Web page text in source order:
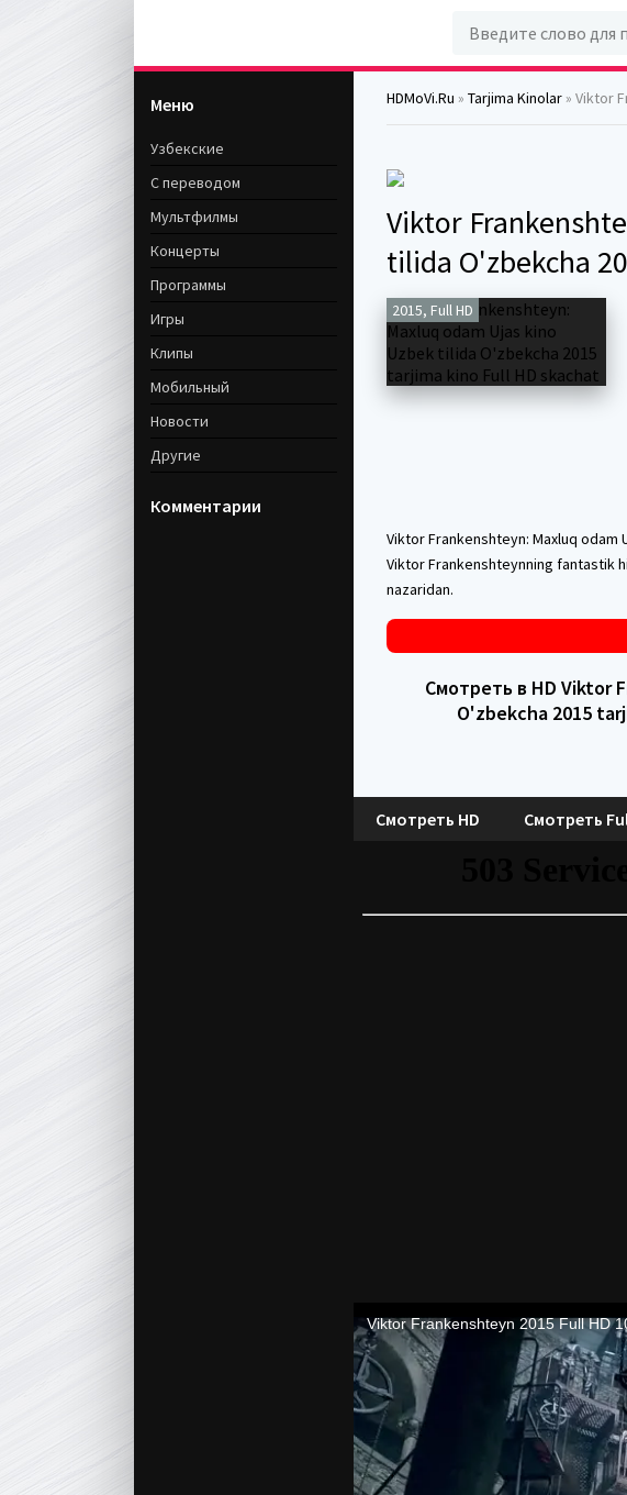
HDMoVi.Ru » Tarjima Kinolar » Viktor
Viktor
tilida O'zbekcha
2015, Full HD
Viktor Frankenshteyn: Maxluq odam
Viktor Frankenshteynning fantastik
nazaridan.
Смотреть в HD Viktor
O'zbekcha 2015
Смотреть HD Смотреть
Меню
Узбекские
С переводом
Мультфилмы
Концерты
Программы
Игры
Клипы
Мобильный
Новости
Другие
Комментарии